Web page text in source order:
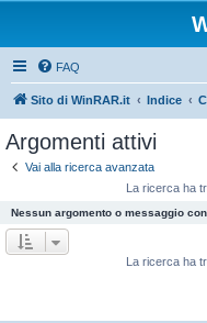
FAQ
Sito di WinRAR.it Indice
Argomenti attivi
Vai alla ricerca avanzata
La ricerca ha
Nessun argomento o messaggio
La ricerca ha